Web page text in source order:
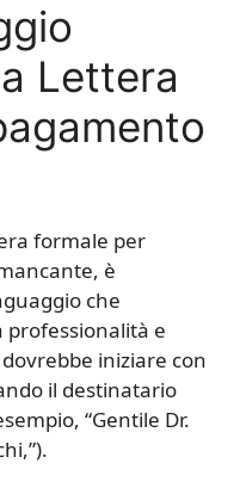
Lettera
formale per
è
che
e
iniziare con
il destinatario
“Gentile Dr.